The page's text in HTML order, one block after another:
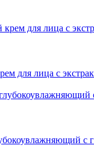
для лица с
с